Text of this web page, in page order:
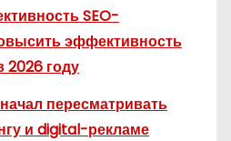
SEO-
эффективность
2026 году
пересматривать
и digital-рекламе